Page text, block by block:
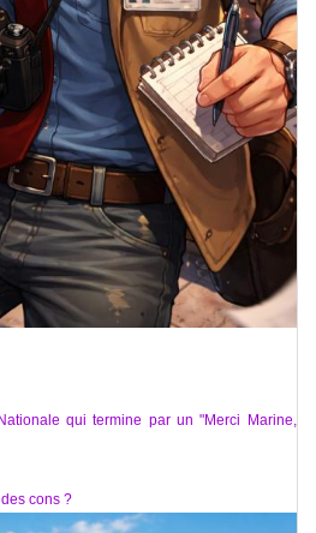
qui termine par un "Merci Marine, je
cons ?